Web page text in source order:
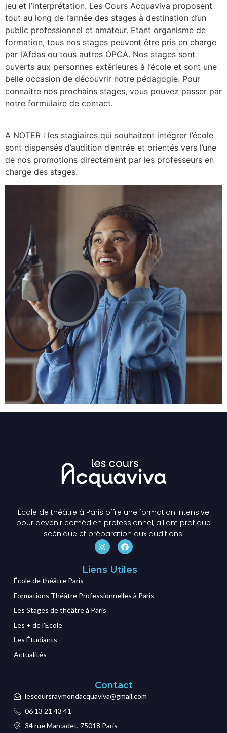
jeu et l’interprétation. Les Cours Acquaviva proposent
tout au long de l’année des stages à destination d’un
public professionnel et amateur. Etant organisme de
formation, tous nos stages peuvent être pris en charge
par l’Afdas ou tous autres OPCA. Nos stages sont
ouverts aux personnes extérieures à l’école et sont une
belle occasion de découvrir notre pédagogie. Pour
connaitre nos prochains stages, vous pouvez passer par
notre formulaire de contact.
A NOTER : les stagiaires qui souhaitent intégrer l’école
sont dispensés d’audition d’entrée et orientés vers l’une
de nos promotions directement par les professeurs en
charge des stages.
École de théâtre à Paris offre une formation intensive
pour devenir comédien professionnel, alliant pratique
scénique et préparation aux auditions.
Liens Utiles
École de théâtre Paris
Formations Théâtre Professionnelles à Paris
Les Stages de théâtre à Paris
Les + de l'École
Les Étudiants
Actualités
Contact
lescoursraymondacquaviva@gmail.com
06 13 21 43 41
34 rue Marcadet, 75018 Paris